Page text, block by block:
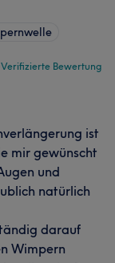
Verifizierte Bewertung
ist
mir gewünscht
und
natürlich
darauf
Wimpern